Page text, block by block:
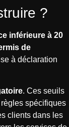
?
inférieure à 20
de
à déclaration
. Ces seuils
spécifiques
clients dans les